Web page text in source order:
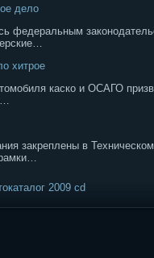
дело
федеральным
хитрое
каско и ОСАГО
закреплены в
2009 cd